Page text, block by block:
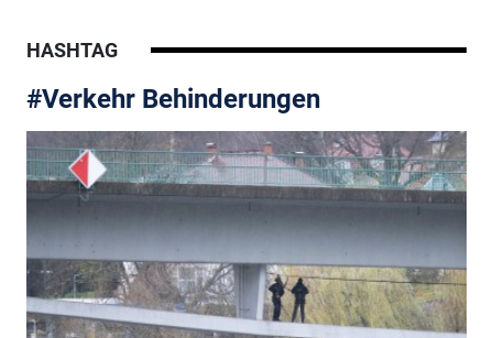
HASHTAG
#Verkehr Behinderungen